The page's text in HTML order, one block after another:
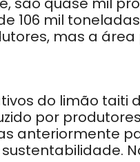
106 mil
mas a
do limão taiti
por
anteriormente